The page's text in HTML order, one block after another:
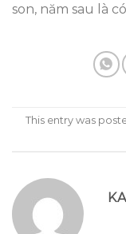
son, năm sau là
This entry was